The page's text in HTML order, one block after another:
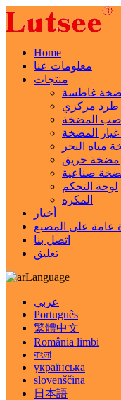
Home
معلومات عنا
منتجات
غاطسة
مركزي
صب المضخة
المضخة
مياه البحر
مضخة حريق
صناعية
لوحة التحكم
المكره
أخبار
عامة على المصنع
اتصل بنا
تعليق
Language
عربي
Português
繁體中文
România limbi
বাংলা
українська
slovenščina
日本語